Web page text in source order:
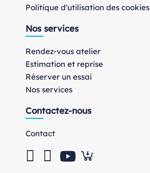
Politique d'utilisation des cookies
Nos services
Rendez-vous atelier
Estimation et reprise
Réserver un essai
Nos services
Contactez-nous
Contact